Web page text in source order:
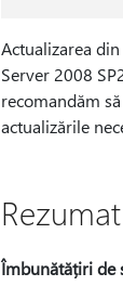
Actualizarea
Server 2008
recomandăm
actualizările
Rezumat
Îmbunătățiri de